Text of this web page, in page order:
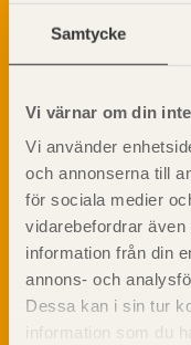
Samtycke
Vi värnar om din
Vi använder
och annonserna till
för sociala medier
vidarebefordrar
information från din
annons- och
Dessa kan i sin tur
information som du
Barrträdets
Träets
Träbaserade
Kemisk
Fakta om Limträ
Byggfysik
Värmeisolering
Ljud
Brandsäkerhet
materialet trä
med trä.
Prenumerera på